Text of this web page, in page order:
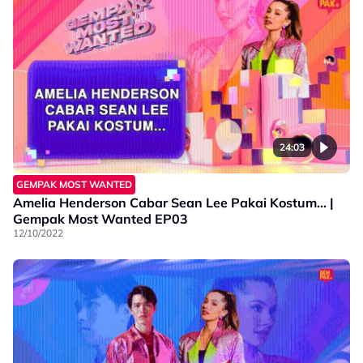
24:03
GEMPAK MOST WANTED
Amelia Henderson Cabar Sean Lee Pakai Kostum… |
Gempak Most Wanted EP03
12/10/2022